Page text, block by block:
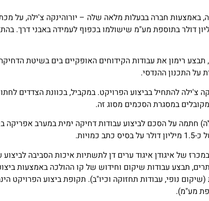
באמצעות חברה בבעלות מלאה שלה – יורוהינקה צ'ילה, על
דחיקה ימית בפרויקט להקמת מתקן התפלה, וזאת תמורת 36 מיליון דולר בתוספת מע"מ שישולמו בכפוף לעמידה
צ'ילה להתחיל בביצוע הפרויקט. במקביל, בכוונת הצדדים
במסגרת הסכמים מסוג זה.
חתמה על הסכם לביצוע עבודות דחיקה ימית במערב אפריקה
של איגודן איגוד ערים דן לתשתיות איכות הסביבה לביצוע
תבצע עבודות שיקום וחידוש של קו ההולכה באמצעות